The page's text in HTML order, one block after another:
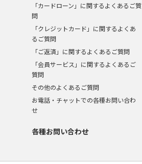
「カードローン」に関するよくあるご質
問
「クレジットカード」に関するよくあ
るご質問
「ご返済」に関するよくあるご質問
「会員サービス」に関するよくあるご
質問
その他のよくあるご質問
お電話・チャットでの各種お問い合わ
せ
各種お問い合わせ